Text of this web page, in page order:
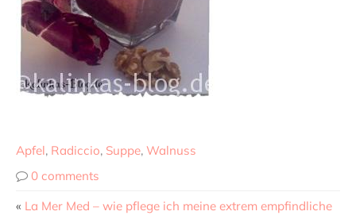
Apfel, Radiccio, Suppe, Walnuss
0 comments
« La Mer Med – wie pflege ich meine extrem empfindliche